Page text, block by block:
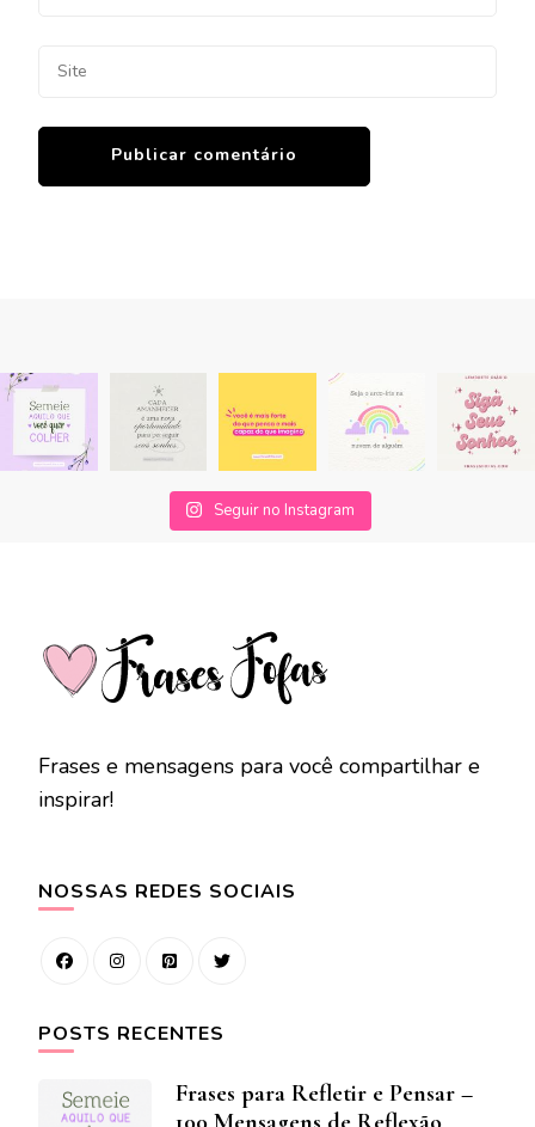
Seguir no Instagram
Frases e mensagens para você compartilhar e
inspirar!
NOSSAS REDES SOCIAIS
POSTS RECENTES
Frases para Refletir e Pensar –